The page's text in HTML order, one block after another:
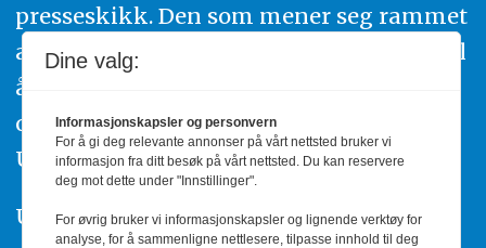
presseskikk. Den som mener seg rammet
av urettmessig publisering, oppfordres til
å ta kontakt med redaksjonen. Du kan
også klage inn saker til Pressens Faglige
Utvalg,www.pfu.no.
Utgiver: PBL
Dine valg:
Informasjonskapsler og personvern
For å gi deg relevante annonser på vårt nettsted bruker vi
informasjon fra ditt besøk på vårt nettsted. Du kan reservere
deg mot dette under "Innstillinger".
For øvrig bruker vi informasjonskapsler og lignende verktøy for
analyse, for å sammenligne nettlesere, tilpasse innhold til deg